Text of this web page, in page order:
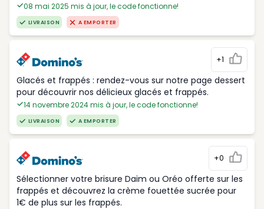
08 mai 2025 mis à jour, le code fonctionne!
LIVRAISON A EMPORTER
+1
Glacés et frappés : rendez-vous sur notre page dessert
pour découvrir nos délicieux glacés et frappés.
14 novembre 2024 mis à jour, le code fonctionne!
LIVRAISON A EMPORTER
+0
Sélectionner votre brisure Daim ou Oréo offerte sur les
frappés et découvrez la crème fouettée sucrée pour
1€ de plus sur les frappés.